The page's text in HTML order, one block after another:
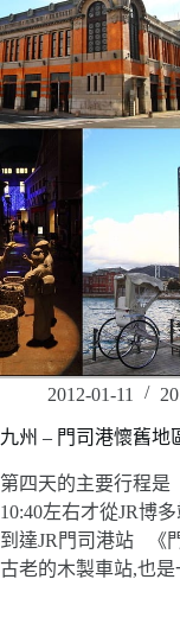
2012-01-11
九州 – 門司港懷舊地
第四天的主要行程是
10:40左右才從JR博
到達JR門司港站 《
古老的木製車站,也